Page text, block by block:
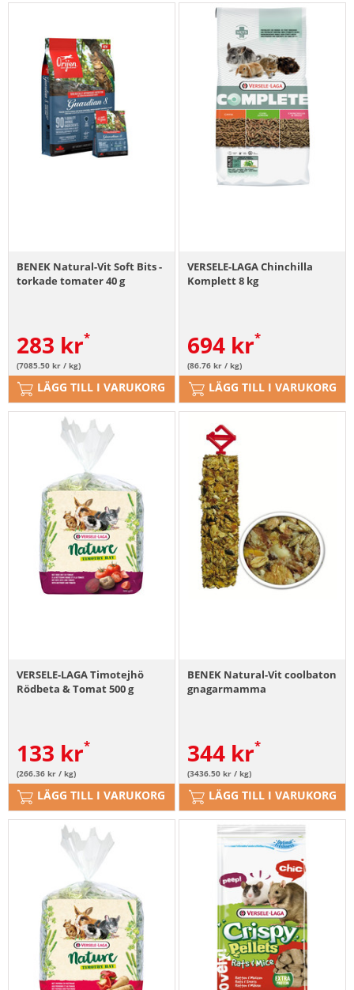
BENEK Natural-Vit Soft Bits -
torkade tomater 40 g
283 kr
(7085.50 kr / kg)
LÄGG TILL I VARUKORG
VERSELE-LAGA Chinchilla
Komplett 8 kg
694 kr
(86.76 kr / kg)
LÄGG TILL I VARUKORG
VERSELE-LAGA Timotejhö
Rödbeta & Tomat 500 g
133 kr
(266.36 kr / kg)
LÄGG TILL I VARUKORG
BENEK Natural-Vit coolbaton
gnagarmamma
344 kr
(3436.50 kr / kg)
LÄGG TILL I VARUKORG